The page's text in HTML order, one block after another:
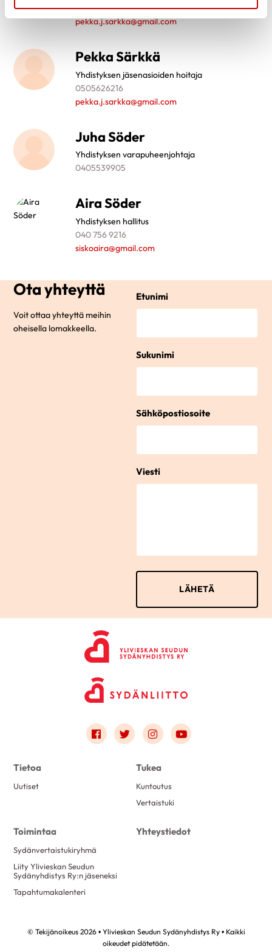
0505626216
pekka.j.sarkka@gmail.com
Pekka Särkkä
Yhdistyksen jäsenasioiden hoitaja
0505626216
pekka.j.sarkka@gmail.com
Juha Söder
Yhdistyksen varapuheenjohtaja
0405539905
Aira Söder
Yhdistyksen hallitus
040 756 9216
siskoaira@gmail.com
Ota yhteyttä
Voit ottaa yhteyttä meihin
oheisella lomakkeella.
Etunimi
Sukunimi
Sähköpostiosoite
Viesti
Link to facebook
Link to twitter
Link to instagram
Link to youtube
Tietoa
Uutiset
Tukea
Kuntoutus
Vertaistuki
Toimintaa
Sydänvertaistukiryhmä
Liity Ylivieskan Seudun
Sydänyhdistys Ry:n jäseneksi
Tapahtumakalenteri
Yhteystiedot
© Tekijänoikeus 2026 • Ylivieskan Seudun Sydänyhdistys Ry • Kaikki
oikeudet pidätetään.